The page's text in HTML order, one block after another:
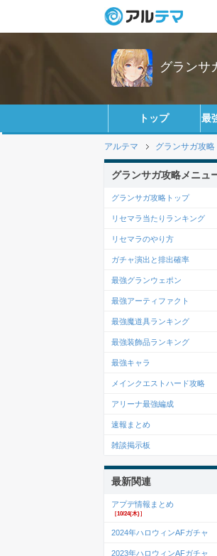
グランサ
トップ 最
アルテマ グランサガ攻略
グランサガ攻略メニュ
グランサガ攻略トップ
リセマラ当たりランキング
リセマラのやり方
ガチャ演出と排出確率
最強グランウェポン
最強アーティファクト
最強魔道具ランキング
最強装飾品ランキング
最強キャラ
メインクエストハード攻略
アリーナ最強編成
速報まとめ
雑談掲示板
最新関連
アプデ情報まとめ
［10/24(木)］
2024年ハロウィンAFガチャ
2023年ハロウィンAFガチャ